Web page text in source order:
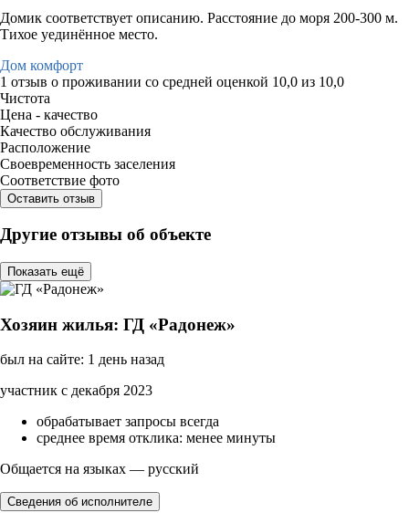
Домик соответствует описанию. Расстояние до моря 200-300 м.
Тихое уединённое место.
Дом комфорт
1 отзыв о проживании со средней оценкой 10,0 из 10,0
Чистота
Цена - качество
Качество обслуживания
Расположение
Своевременность заселения
Соответствие фото
Оставить отзыв
Другие отзывы об объекте
Показать ещё
Хозяин жилья: ГД «Радонеж»
был на сайте: 1 день назад
участник с декабря 2023
обрабатывает запросы всегда
среднее время отклика: менее минуты
Общается на языках — русский
Сведения об исполнителе